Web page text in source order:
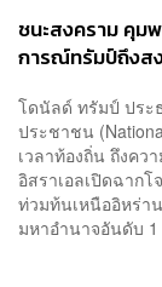
ชนะสงคราม คุม
การณ์ทรัมป์ถึงส
โดนัลด์ ทรัมป์ ประ
ประชาชน
เวลาท้องถิ่น ถึงค
อิสราเอลเปิดฉาก
ท่วมท้นเหนืออิหร่า
มหาอำนาจอันดับ